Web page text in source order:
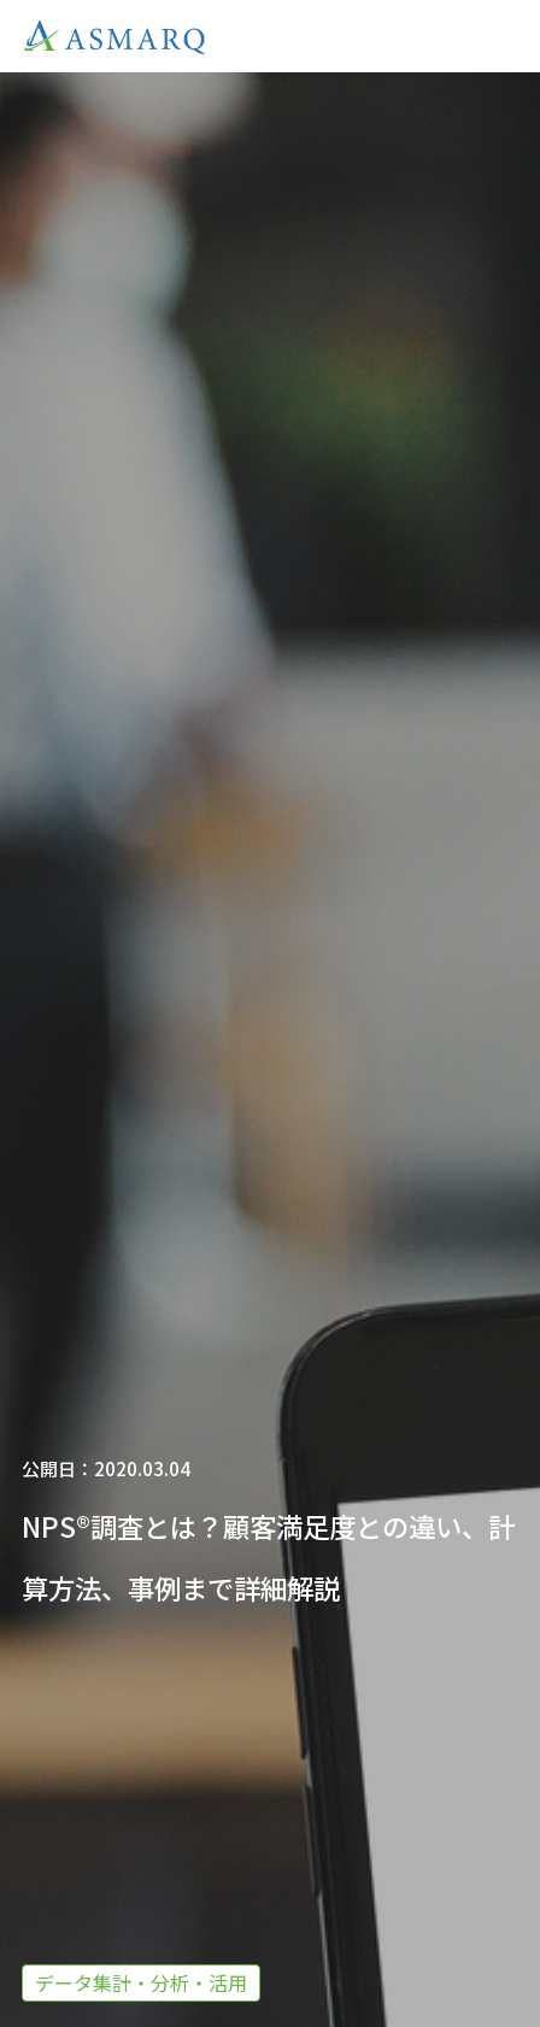
公開日：2020.03.04
NPS®調査とは？顧客満足度との違い、計
算方法、事例まで詳細解説
データ集計・分析・活用